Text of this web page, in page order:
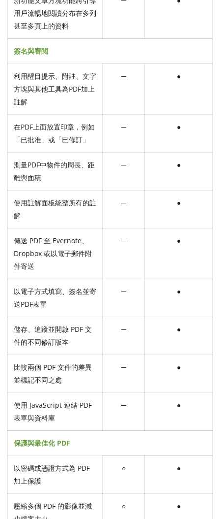
用戶流暢地閱讀分布在多列
甚至多頁上的資料
簽名與審閱
利用醒目提示、附註、文字
方塊與其他工具為PDF加上
註解
─ ●
在PDF上面放置印章，例如
「已批准」或「已修訂」
─ ●
測量PDF中物件的周長、距
離與面積
─ ●
使用註解面板統整所有的註
解
─ ●
傳送 PDF 至 Evernote、
Dropbox 或以電子郵件附
件寄送
─ ●
以電子方式填寫、簽名並寄
送PDF表單
─ ●
儲存、追蹤並開啟 PDF 文
件的不同修訂版本
─ ●
比較兩個 PDF 文件的差異
並標記不同之處
─ ●
使用 JavaScript 連結 PDF
表單與資料庫
─ ●
保護與最佳化 PDF
以密碼或憑證方式為 PDF
加上保護
○ ●
壓縮多個 PDF 的影像並減
○ ●